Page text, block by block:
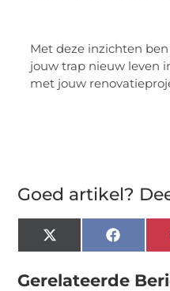
Met deze inzichten
jouw trap nieuw leven
met jouw
Goed artikel?
X
(Twitter)
Gerelateerde